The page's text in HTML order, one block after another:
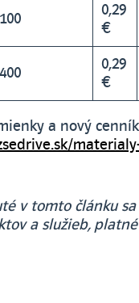
100
0,29
€
400
0,29
€
a nový
v tomto článku
a služieb,